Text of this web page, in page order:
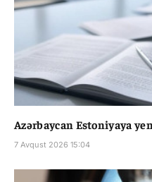
Azərbaycan Estoniyaya
7 Avqust 2026 15:04